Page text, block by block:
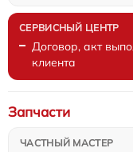
Договор, акт
клиента
Запчасти